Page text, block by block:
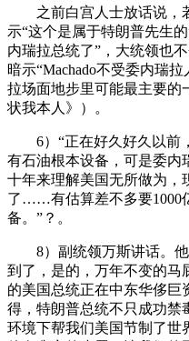
之前白宫人士放话说，若
示“这个是属于特朗普先生
内瑞拉总统了”，大统领也
暗示“Machado不受委内瑞
拉场面地步里可能最主要的
状我本人》）。
6）“正在好久好久以前
有石油根本设备，可是委内
十年来理解美国无所做为，
了……有估算差不多要1000
备。”？。
8）副统领万斯讲话。他
到了，是的，万年不变的马
的美国总统正在中东华侈巨
得，特朗普总统不只成功禁
环境下帮我们美国节制了世